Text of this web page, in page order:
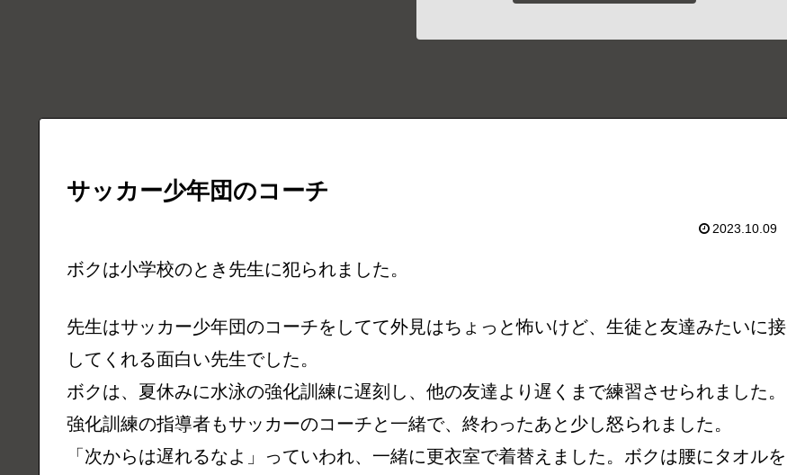
サッカー少年団のコーチ
2023.10.09
ボクは小学校のとき先生に犯られました。
先生はサッカー少年団のコーチをしてて外見はちょっと怖いけど、生徒と友達みたいに接
してくれる面白い先生でした。
ボクは、夏休みに水泳の強化訓練に遅刻し、他の友達より遅くまで練習させられました。
強化訓練の指導者もサッカーのコーチと一緒で、終わったあと少し怒られました。
「次からは遅れるなよ」っていわれ、一緒に更衣室で着替えました。ボクは腰にタオルを